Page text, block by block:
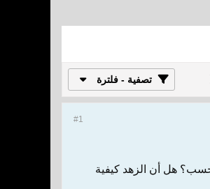
تصفية - فلترة
#1
فحسب؟ هل أن الزهد كيفية